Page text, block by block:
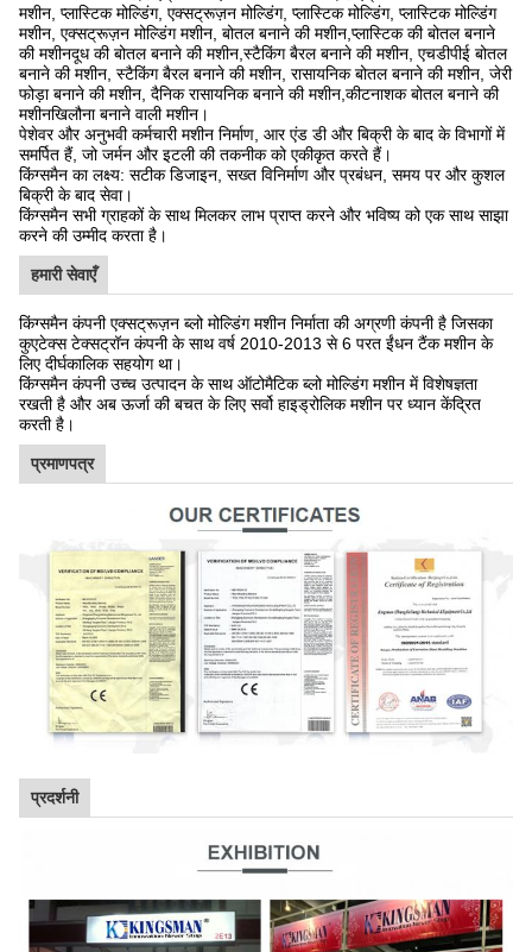
मशीन, प्लास्टिक मोल्डिंग, एक्सट्रूज़न मोल्डिंग, प्लास्टिक मोल्डिंग, प्लास्टिक मोल्डिंग
मशीन, एक्सट्रूज़न मोल्डिंग मशीन, बोतल बनाने की मशीन,प्लास्टिक की बोतल बनाने
की मशीनदूध की बोतल बनाने की मशीन,स्टैकिंग बैरल बनाने की मशीन, एचडीपीई बोतल
बनाने की मशीन, स्टैकिंग बैरल बनाने की मशीन, रासायनिक बोतल बनाने की मशीन, जेरी
फोड़ा बनाने की मशीन, दैनिक रासायनिक बनाने की मशीन,कीटनाशक बोतल बनाने की
मशीनखिलौना बनाने वाली मशीन।
पेशेवर और अनुभवी कर्मचारी मशीन निर्माण, आर एंड डी और बिक्री के बाद के विभागों में
समर्पित हैं, जो जर्मन और इटली की तकनीक को एकीकृत करते हैं।
किंग्समैन का लक्ष्य: सटीक डिजाइन, सख्त विनिर्माण और प्रबंधन, समय पर और कुशल
बिक्री के बाद सेवा।
किंग्समैन सभी ग्राहकों के साथ मिलकर लाभ प्राप्त करने और भविष्य को एक साथ साझा
करने की उम्मीद करता है।
हमारी सेवाएँ
किंग्समैन कंपनी एक्सट्रूज़न ब्लो मोल्डिंग मशीन निर्माता की अग्रणी कंपनी है जिसका
कुएटेक्स टेक्सट्रॉन कंपनी के साथ वर्ष 2010-2013 से 6 परत ईंधन टैंक मशीन के
लिए दीर्घकालिक सहयोग था।
किंग्समैन कंपनी उच्च उत्पादन के साथ ऑटोमैटिक ब्लो मोल्डिंग मशीन में विशेषज्ञता
रखती है और अब ऊर्जा की बचत के लिए सर्वो हाइड्रोलिक मशीन पर ध्यान केंद्रित
करती है।
प्रमाणपत्र
प्रदर्शनी